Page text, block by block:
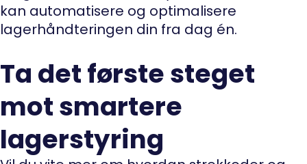
kan automatisere og optimalisere
lagerhåndteringen din fra dag én.
Ta det første steget
mot smartere
lagerstyring